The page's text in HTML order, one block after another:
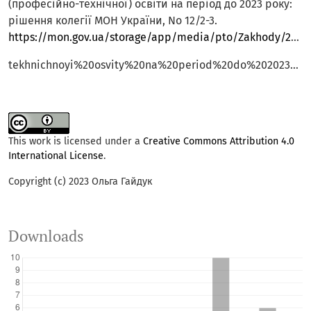
(професійно-технічної) освіти на період до 2023 року:
рішення колегії МОН України, No 12/2-3.
https://mon.gov.ua/storage/app/media/pto/Zakhody/2020/21.12/Stratehiya%20rozvytku%20profesiyno-
tekhnichnoyi%20osvity%20na%20period%20do%202023%20roku.pdf
This work is licensed under a Creative Commons Attribution 4.0
International License.
Copyright (c) 2023 Ольга Гайдук
Downloads